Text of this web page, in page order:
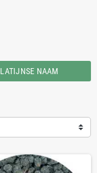
LATIJNSE NAAM